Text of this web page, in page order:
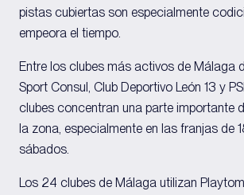
pistas cubiertas son especialmente
empeora el tiempo.
Entre los clubes más activos de Málaga
Sport Consul, Club Deportivo León 13 y
clubes concentran una parte importante
la zona, especialmente en las franjas de
sábados.
Los 24 clubes de Málaga utilizan